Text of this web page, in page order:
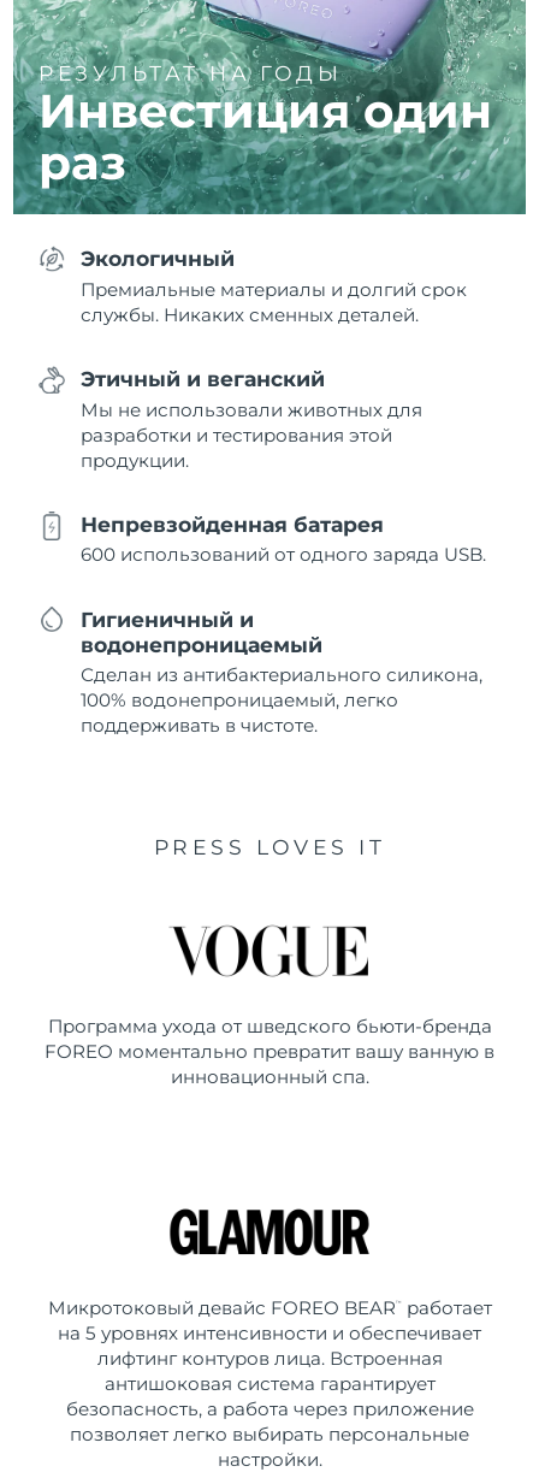
РЕЗУЛЬТАТ НА ГОДЫ
Инвестиция один
раз
Экологичный
Премиальные материалы и долгий срок
службы. Никаких сменных деталей.
Этичный и веганский
Мы не использовали животных для
разработки и тестирования этой
продукции.
Непревзойденная батарея
600 использований от одного заряда USB.
Гигиеничный и
водонепроницаемый
Сделан из антибактериального силикона,
100% водонепроницаемый, легко
поддерживать в чистоте.
PRESS LOVES IT
Программа ухода от шведского бьюти-бренда
FOREO моментально превратит вашу ванную в
инновационный спа.
Микротоковый девайс FOREO BEAR ™
работает
на 5 уровнях интенсивности и обеспечивает
лифтинг контуров лица. Встроенная
антишоковая система гарантирует
безопасность, а работа через приложение
позволяет легко выбирать персональные
настройки.